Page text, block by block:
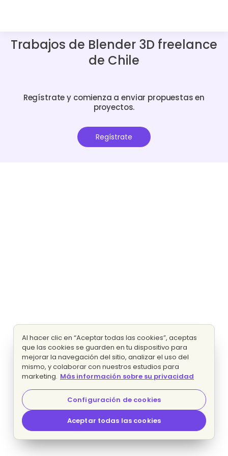
Trabajos de Blender 3D freelance
de Chile
Regístrate y comienza a enviar propuestas en
proyectos.
Regístrate
Al hacer clic en “Aceptar todas las cookies”, aceptas
que las cookies se guarden en tu dispositivo para
mejorar la navegación del sitio, analizar el uso del
mismo, y colaborar con nuestros estudios para
marketing. Más información sobre su privacidad
Configuración de cookies
Aceptar todas las cookies